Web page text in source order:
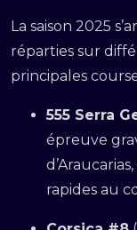
La saison 2025
réparties sur
principales
555 Serra
épreuve
rapides au